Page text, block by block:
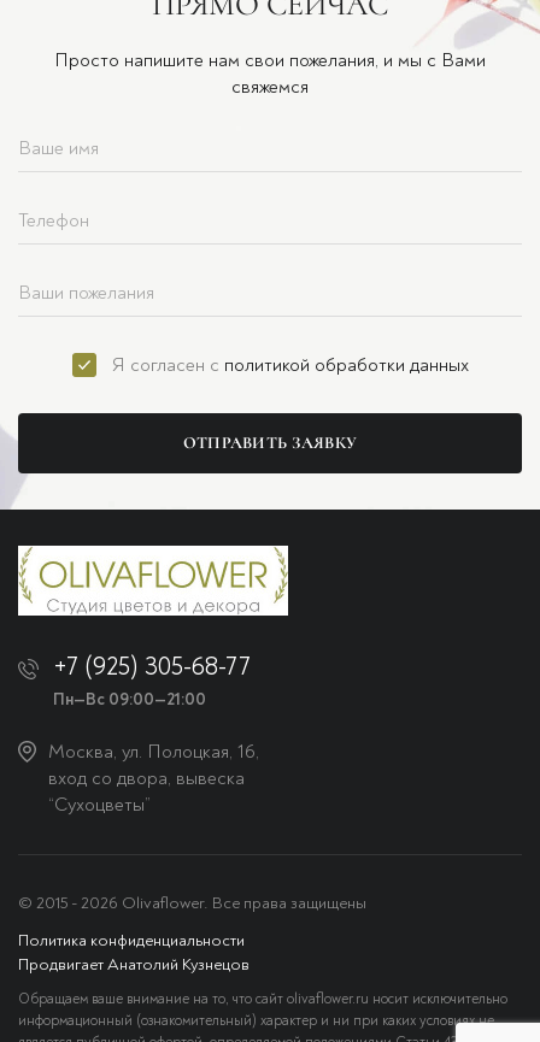
Просто напишите нам свои пожелания, и мы с Вами
свяжемся
Я согласен с политикой обработки данных
ОТПРАВИТЬ ЗАЯВКУ
+7 (925) 305-68-77
Пн—Вс 09:00—21:00
Москва, ул. Полоцкая, 16,
вход со двора, вывеска
“Сухоцветы”
© 2015 - 2026 Olivaflower. Все права защищены
Политика конфиденциальности
Продвигает Анатолий Кузнецов
Обращаем ваше внимание на то, что сайт olivaflower.ru носит исключительно
информационный (ознакомительный) характер и ни при каких условиях не